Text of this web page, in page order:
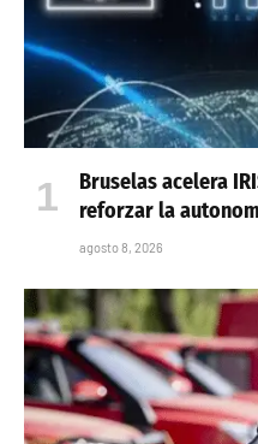
Bruselas acelera
reforzar la
agosto 8, 2026